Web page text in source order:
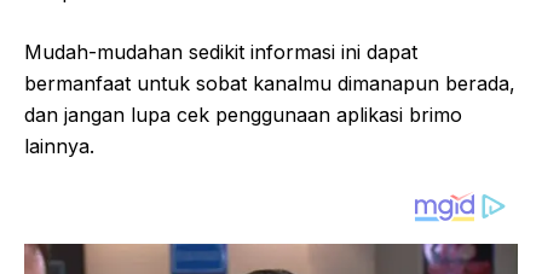
Mudah-mudahan sedikit informasi ini dapat
bermanfaat untuk sobat kanalmu dimanapun berada,
dan jangan lupa cek penggunaan aplikasi brimo
lainnya.